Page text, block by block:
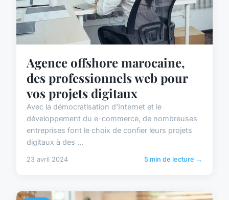
Agence offshore marocaine,
des professionnels web pour
vos projets digitaux
Avec la démocratisation d'Internet et le
développement du e-commerce, de nombreuses
entreprises font le choix de confier leurs projets
digitaux à des ...
23 avril 2024 5 min de lecture →